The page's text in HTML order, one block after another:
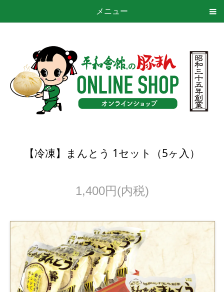
メニュー
【冷凍】まんとう 1セット（5ヶ入）
1,400円(内税)